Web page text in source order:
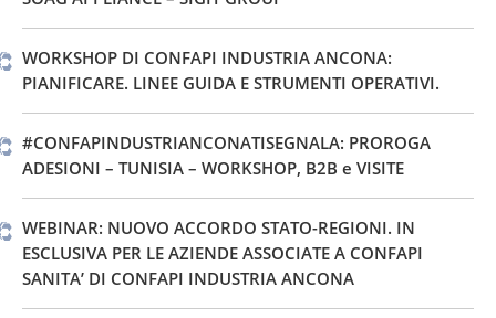
WORKSHOP DI CONFAPI INDUSTRIA ANCONA:
PIANIFICARE. LINEE GUIDA E STRUMENTI OPERATIVI.
#CONFAPINDUSTRIANCONATISEGNALA: PROROGA
ADESIONI – TUNISIA – WORKSHOP, B2B e VISITE
WEBINAR: NUOVO ACCORDO STATO-REGIONI. IN
ESCLUSIVA PER LE AZIENDE ASSOCIATE A CONFAPI
SANITA’ DI CONFAPI INDUSTRIA ANCONA